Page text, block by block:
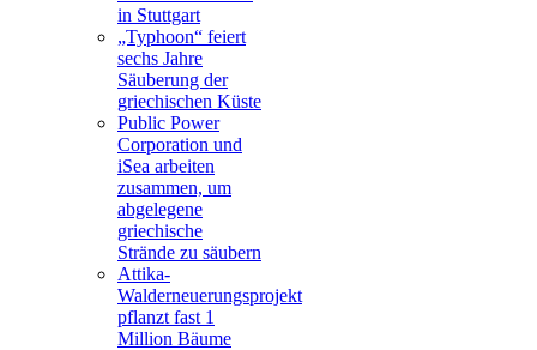
in Stuttgart
„Typhoon“ feiert
sechs Jahre
Säuberung der
griechischen Küste
Public Power
Corporation und
iSea arbeiten
zusammen, um
abgelegene
griechische
Strände zu säubern
Attika-
Walderneuerungsprojekt
pflanzt fast 1
Million Bäume